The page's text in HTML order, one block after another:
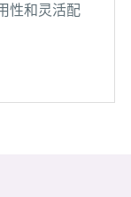
性和灵活配